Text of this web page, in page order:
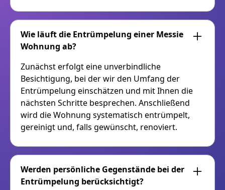
Wie läuft die Entrümpelung einer Messie
Wohnung ab?
Zunächst erfolgt eine unverbindliche
Besichtigung, bei der wir den Umfang der
Entrümpelung einschätzen und mit Ihnen die
nächsten Schritte besprechen. Anschließend
wird die Wohnung systematisch entrümpelt,
gereinigt und, falls gewünscht, renoviert.
Werden persönliche Gegenstände bei der
Entrümpelung berücksichtigt?